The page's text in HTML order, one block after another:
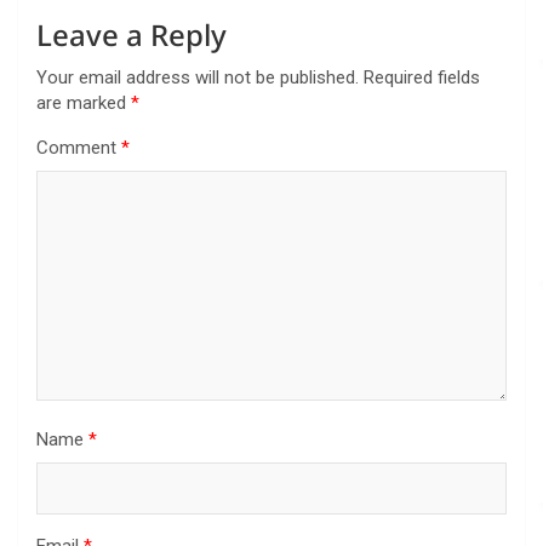
Leave a Reply
Your email address will not be published. Required fields
are marked *
Comment *
Name *